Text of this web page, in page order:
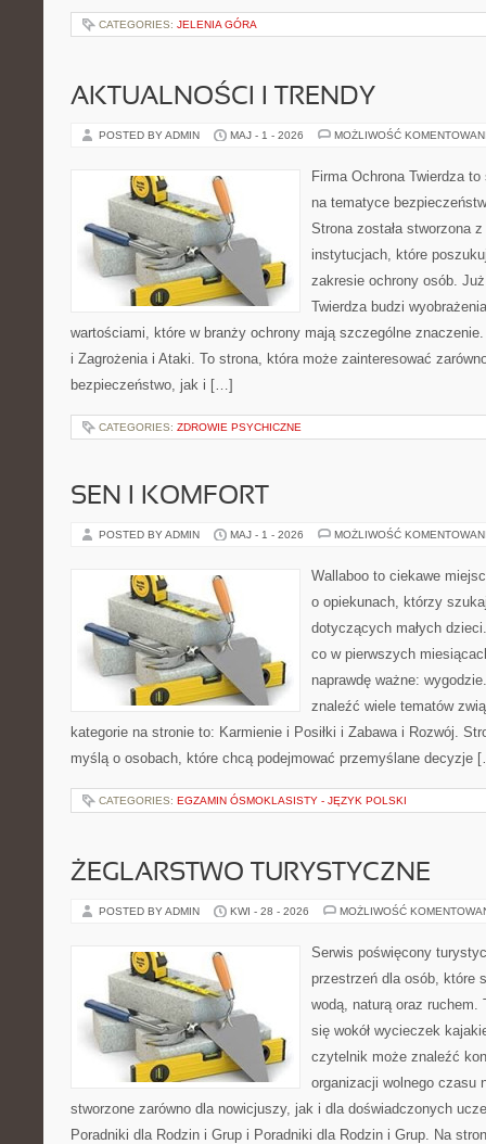
CATEGORIES: JELENIA GÓRA
AKTUALNOŚCI I TRENDY
POSTED BY ADMIN MAJ - 1 - 2026 MOŻLIWOŚĆ
Firma Ochrona Twierdza
na tematyce
Strona została stworzona
instytucjach, które
zakresie ochrony osób.
Twierdza budzi
wartościami, które w branży ochrony mają szczególne
i Zagrożenia i Ataki. To strona, która może zainteresować
bezpieczeństwo, jak i […]
CATEGORIES: ZDROWIE PSYCHICZNE
SEN I KOMFORT
POSTED BY ADMIN MAJ - 1 - 2026 MOŻLIWOŚĆ
Wallaboo to ciekawe
o opiekunach, którzy
dotyczących małych
co w pierwszych
naprawdę ważne:
znaleźć wiele tematów
kategorie na stronie to: Karmienie i Posiłki i Zabawa i Rozwój.
myślą o osobach, które chcą podejmować przemyślane decyzje
CATEGORIES: EGZAMIN ÓSMOKLASISTY - JĘZYK POLSKI
ŻEGLARSTWO TURYSTYCZNE
POSTED BY ADMIN KWI - 28 - 2026 MOŻLIWOŚĆ
Serwis poświęcony
przestrzeń dla osób, które
wodą, naturą oraz ruchem.
się wokół wycieczek
czytelnik może znaleźć
organizacji wolnego czasu
stworzone zarówno dla nowicjuszy, jak i dla doświadczonych
Poradniki dla Rodzin i Grup i Poradniki dla Rodzin i Grup. Na